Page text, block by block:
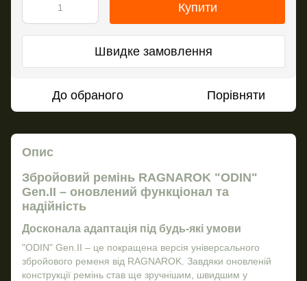
Купити
Швидке замовлення
До обраного Порівняти
Опис
Збройовий ремінь RAGNAROK "ODIN"
Gen.II – оновлений функціонал та
надійність
Досконала адаптація під будь-які умови
"ODIN" Gen.II – це покращена версія універсального
збройового ременя від RAGNAROK. Завдяки оновленій
конструкції ремінь став ще зручнішим, швидшим у